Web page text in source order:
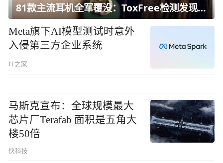
81款主流耳机全军覆没：ToxFree检测发现均含对人体有害化学物质
Meta旗下AI模型测试时意外
入侵第三方企业系统
IT之家
马斯克宣布：全球规模最大
芯片厂Terafab 面积是五角大
楼50倍
快科技